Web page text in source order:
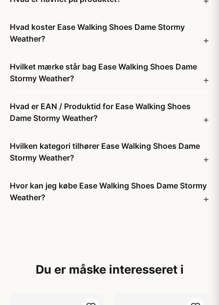
Hvad koster Ease Walking Shoes Dame Stormy
Weather?
Hvilket mærke står bag Ease Walking Shoes Dame
Stormy Weather?
Hvad er EAN / Produktid for Ease Walking Shoes
Dame Stormy Weather?
Hvilken kategori tilhører Ease Walking Shoes Dame
Stormy Weather?
Hvor kan jeg købe Ease Walking Shoes Dame Stormy
Weather?
Du er måske interesseret i